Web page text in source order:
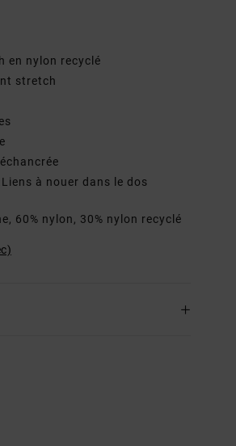
en nylon recyclé
stretch
Liens à nouer dans le dos
60% nylon, 30% nylon recyclé